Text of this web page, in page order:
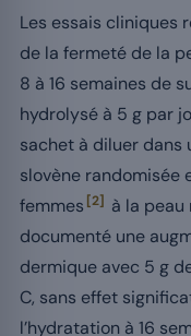
Les essais cliniques
de la fermeté de la
8 à 16 semaines de
hydrolysé à 5 g par
sachet à diluer dans
slovène randomisée
femmes [2]
à la peau
documenté une
dermique avec 5 g
C, sans effet
l’hydratation à 16